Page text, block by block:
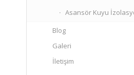
Asansör Kuyu
Blog
Galeri
İletişim